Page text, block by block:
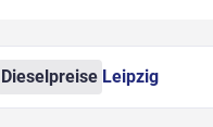
Dieselpreise Leipzig